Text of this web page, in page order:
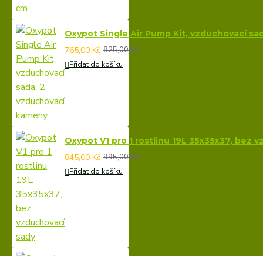
Oxypot Single Air Pump Kit, vzduchovací
765,00 Kč 825,00 Kč
Přidat do košíku
Oxypot V1 pro 1 rostlinu 19L 35x35x37, bez
845,00 Kč 995,00 Kč
Přidat do košíku